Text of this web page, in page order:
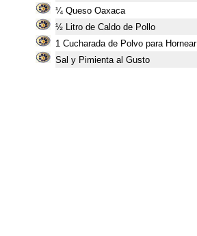
¼ Queso Oaxaca
½ Litro de Caldo de Pollo
1 Cucharada de Polvo para Hornear
Sal y Pimienta al Gusto